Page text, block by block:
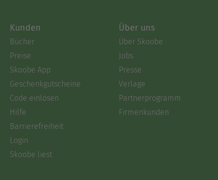
Kunden
Bücher
Preise
Skoobe App
Geschenkgutscheine
Code einlösen
Hilfe
Barrierefreiheit
Login
Skoobe liest
Über uns
Über Skoobe
Jobs
Presse
Verlage
Partnerprogramm
Firmenkunden